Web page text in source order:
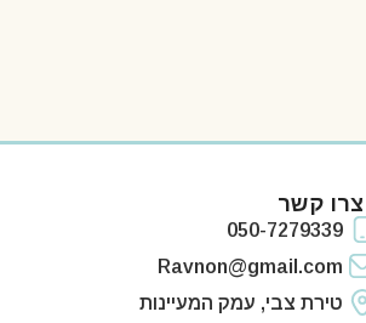
צרו קשר
050-7279339
Ravnon@gmail.com
טירת צבי, עמק המעיינות